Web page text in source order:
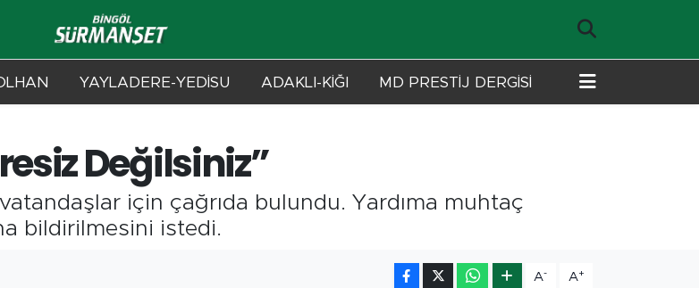
YAYLADERE-YEDİSU ADAKLI-KİĞI MD PRESTİJ DERGİSİ
Değilsiniz”
için çağrıda bulundu. Yardıma muhtaç
bildirilmesini istedi.
A- A+